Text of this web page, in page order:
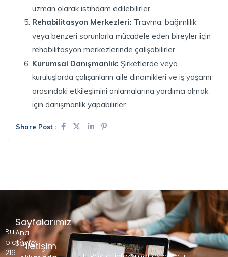
uzman olarak istihdam edilebilirler.
Rehabilitasyon Merkezleri: Travma, bağımlılık
veya benzeri sorunlarla mücadele eden bireyler için
rehabilitasyon merkezlerinde çalışabilirler.
Kurumsal Danışmanlık: Şirketlerde veya
kuruluşlarda çalışanların aile dinamikleri ve iş yaşamı
arasındaki etkileşimini anlamalarına yardımcı olmak
için danışmanlık yapabilirler.
Share Post :
Bu
platform,
216
Sayfalarımız
Ana
Sayfaİletişim